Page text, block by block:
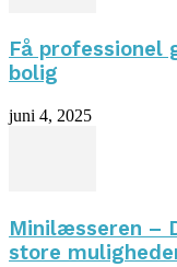
Få professionel
bolig
juni 4, 2025
Minilæsseren –
store